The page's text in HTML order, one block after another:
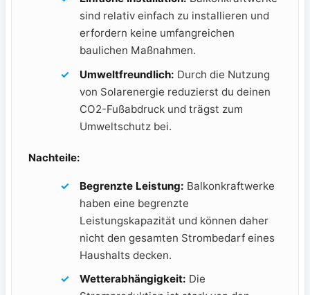
sind relativ einfach zu installieren und
erfordern keine umfangreichen
baulichen ​Maßnahmen.
Umweltfreundlich: Durch die Nutzung
von Solarenergie reduzierst du deinen
CO2-Fußabdruck und trägst zum
Umweltschutz bei.
Nachteile:
Begrenzte Leistung: Balkonkraftwerke
haben eine begrenzte
Leistungskapazität und können daher
nicht den gesamten Strombedarf⁣ eines
Haushalts decken.
Wetterabhängigkeit: Die